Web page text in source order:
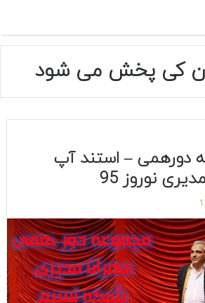
کی پخش می شود
دورهمی – استند آپ
نوروز 95